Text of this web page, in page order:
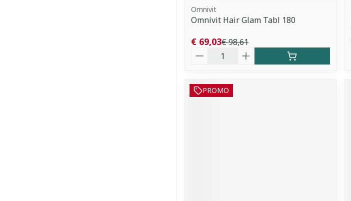
Omnivit
Omnivit Hair Glam Tabl 180
€ 98,61
€ 69,03
PROMO